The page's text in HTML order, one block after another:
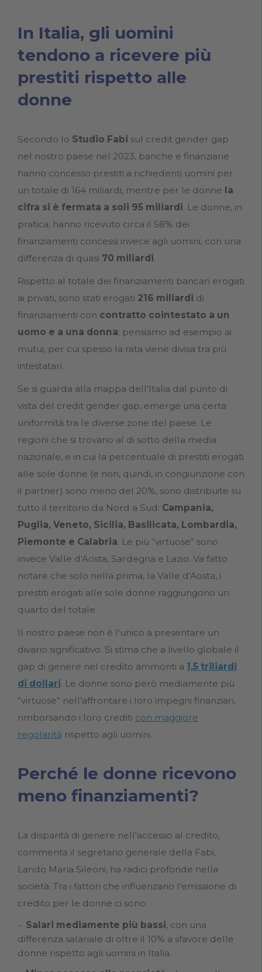
In Italia, gli uomini
tendono a ricevere più
prestiti rispetto alle
donne
Secondo lo Studio Fabi sul credit gender gap
nel nostro paese nel 2023, banche e finanziarie
hanno concesso prestiti a richiedenti uomini per
un totale di 164 miliardi, mentre per le donne la
cifra si è fermata a soli 95 miliardi. Le donne, in
pratica, hanno ricevuto circa il 58% dei
finanziamenti concessi invece agli uomini, con una
differenza di quasi 70 miliardi.
Rispetto al totale dei finanziamenti bancari erogati
ai privati, sono stati erogati 216 miliardi di
finanziamenti con contratto cointestato a un
uomo e a una donna; pensiamo ad esempio ai
mutui, per cui spesso la rata viene divisa tra più
intestatari.
Se si guarda alla mappa dell'Italia dal punto di
vista del credit gender gap, emerge una certa
uniformità tra le diverse zone del paese. Le
regioni che si trovano al di sotto della media
nazionale, e in cui la percentuale di prestiti erogati
alle sole donne (e non, quindi, in congiunzione con
il partner) sono meno del 20%, sono distribuite su
tutto il territorio da Nord a Sud: Campania,
Puglia, Veneto, Sicilia, Basilicata, Lombardia,
Piemonte e Calabria. Le più “virtuose” sono
invece Valle d'Aosta, Sardegna e Lazio. Va fatto
notare che solo nella prima, la Valle d'Aosta, i
prestiti erogati alle sole donne raggiungono un
quarto del totale.
Il nostro paese non è l'unico a presentare un
divario significativo. Si stima che a livello globale il
gap di genere nel credito ammonti a 1,5 triliardi
di dollari. Le donne sono però mediamente più
“virtuose” nell’affrontare i loro impegni finanziari,
rimborsando i loro crediti con maggiore
regolarità rispetto agli uomini.
Perché le donne ricevono
meno finanziamenti?
La disparità di genere nell'accesso al credito,
commenta il segretario generale della Fabi,
Lando Maria Sileoni, ha radici profonde nella
società. Tra i fattori che influenzano l'emissione di
credito per le donne ci sono:
Salari mediamente più bassi, con una
differenza salariale di oltre il 10% a sfavore delle
donne rispetto agli uomini in Italia.